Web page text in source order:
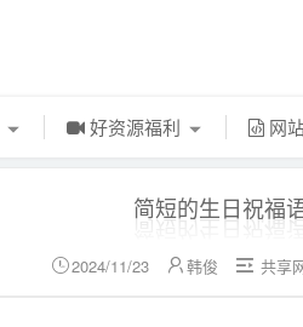
好资源福利 网
简短的生日祝福
2024/11/23 韩俊  共享